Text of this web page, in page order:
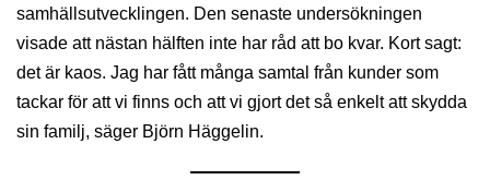
samhällsutvecklingen. Den senaste undersökningen
visade att nästan hälften inte har råd att bo kvar. Kort sagt:
det är kaos. Jag har fått många samtal från kunder som
tackar för att vi finns och att vi gjort det så enkelt att skydda
sin familj, säger Björn Häggelin.